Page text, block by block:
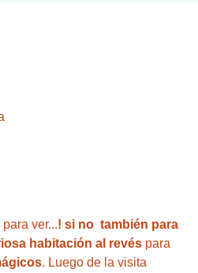
ver...! si no  también para
habitación al revés para
. Luego de la visita